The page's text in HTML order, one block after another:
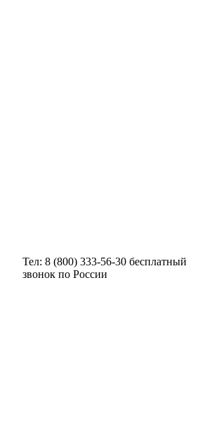
Тел: 8 (800) 333-56-30 бесплатный
звонок по России